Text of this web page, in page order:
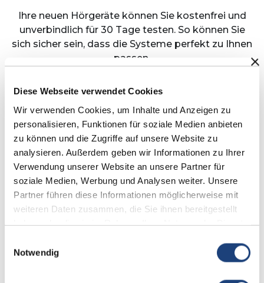
Diese Webseite verwendet Cookies
Wir verwenden Cookies, um Inhalte und Anzeigen zu
personalisieren, Funktionen für soziale Medien anbieten
zu können und die Zugriffe auf unsere Website zu
analysieren. Außerdem geben wir Informationen zu Ihrer
Verwendung unserer Website an unsere Partner für
soziale Medien, Werbung und Analysen weiter. Unsere
Partner führen diese Informationen möglicherweise mit
weiteren Daten zusammen, die Sie ihnen bereitgestellt
Notwendig
Ihre neuen Hörgeräte können Sie kostenfrei und
unverbindlich für 30 Tage testen. So können Sie
sich sicher sein, dass die Systeme perfekt zu Ihnen
passen.
Jetzt Termin buchen